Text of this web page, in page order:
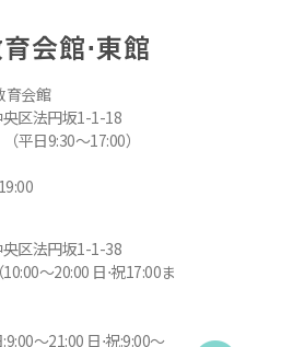
会館⋅東館
育会館
区法円坂1-1-18
平日9:30～17:00）
区法円坂1-1-38
～20:00 日⋅祝17:00ま
～21:00 日⋅祝:9:00～